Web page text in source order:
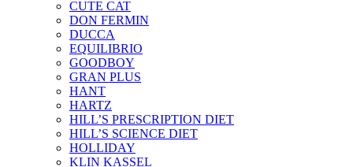
CUTE CAT
DON FERMIN
DUCCA
EQUILIBRIO
GOODBOY
GRAN PLUS
HANT
HARTZ
HILL’S PRESCRIPTION DIET
HILL’S SCIENCE DIET
HOLLIDAY
KLIN KASSEL